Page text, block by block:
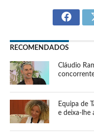
RECOMENDADOS
Cláudio
Equipa de
e deixa-lhe